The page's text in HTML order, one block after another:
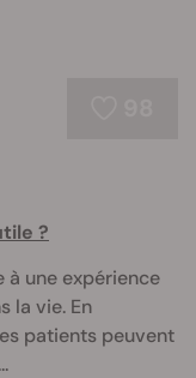
?
à une expérience
la vie. En
patients peuvent